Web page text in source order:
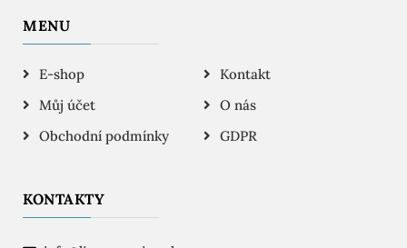
MENU
E-shop
Kontakt
Můj účet
O nás
Obchodní podmínky
GDPR
KONTAKTY